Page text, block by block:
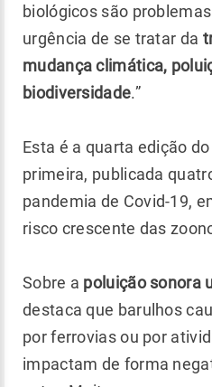
biológicos são
urgência de se tratar da
mudança climática,
biodiversidade.”
Esta é a quarta edição
primeira, publicada
pandemia de Covid-19,
risco crescente das
Sobre a poluição sonora
destaca que barulhos
por ferrovias ou por
impactam de forma